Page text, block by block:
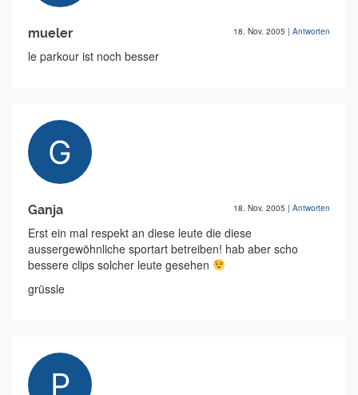
mueler 18. Nov. 2005 | Antworten
le parkour ist noch besser
Ganja 18. Nov. 2005 | Antworten
Erst ein mal respekt an diese leute die diese
aussergewöhnliche sportart betreiben! hab aber scho
bessere clips solcher leute gesehen
grüssle